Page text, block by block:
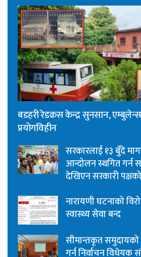
बडहरी रेडक्रस केन्द्र सुनसान,
प्रयोगविहीन
सरकारलाई १३ बुँदे
आन्दोलन स्थगित गर्न
देखिएन सरकारी पक्षको
नारायणी घटनाको
स्वास्थ्य सेवा बन्द
सीमान्तकृत समुदायको
गर्न निर्वाचन विधेयक